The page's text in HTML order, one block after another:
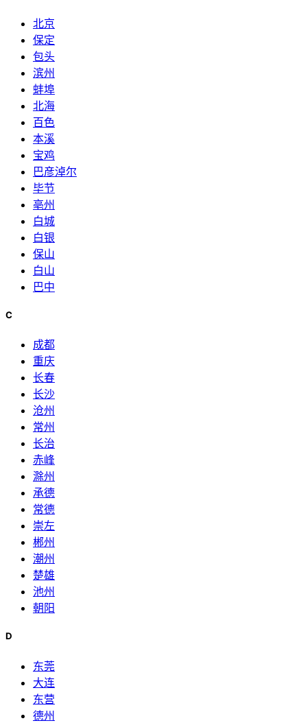
北京
保定
包头
滨州
蚌埠
北海
百色
本溪
宝鸡
巴彦淖尔
毕节
亳州
白城
白银
保山
白山
巴中
C
成都
重庆
长春
长沙
沧州
常州
长治
赤峰
滁州
承德
常德
崇左
郴州
潮州
楚雄
池州
朝阳
D
东莞
大连
东营
德州